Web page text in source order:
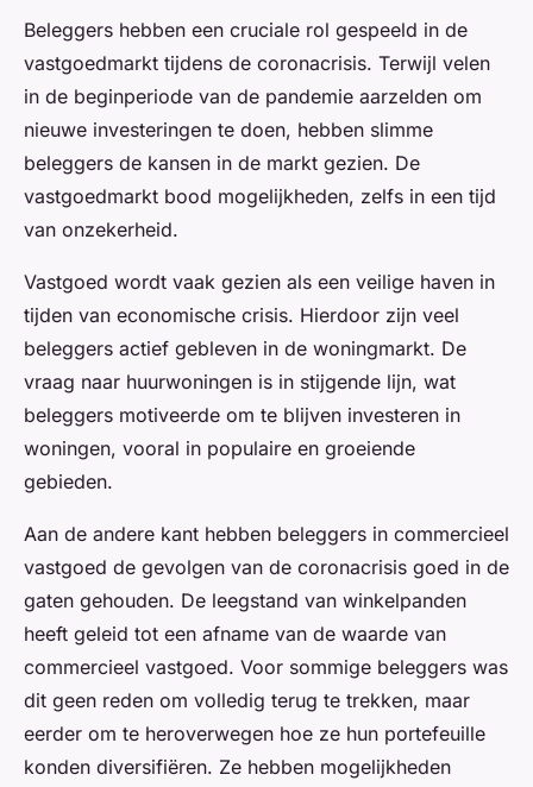
Beleggers hebben een cruciale rol gespeeld in de
vastgoedmarkt tijdens de coronacrisis. Terwijl velen
in de beginperiode van de pandemie aarzelden om
nieuwe investeringen te doen, hebben slimme
beleggers de kansen in de markt gezien. De
vastgoedmarkt bood mogelijkheden, zelfs in een tijd
van onzekerheid.
Vastgoed wordt vaak gezien als een veilige haven in
tijden van economische crisis. Hierdoor zijn veel
beleggers actief gebleven in de woningmarkt. De
vraag naar huurwoningen is in stijgende lijn, wat
beleggers motiveerde om te blijven investeren in
woningen, vooral in populaire en groeiende
gebieden.
Aan de andere kant hebben beleggers in commercieel
vastgoed de gevolgen van de coronacrisis goed in de
gaten gehouden. De leegstand van winkelpanden
heeft geleid tot een afname van de waarde van
commercieel vastgoed. Voor sommige beleggers was
dit geen reden om volledig terug te trekken, maar
eerder om te heroverwegen hoe ze hun portefeuille
konden diversifiëren. Ze hebben mogelijkheden